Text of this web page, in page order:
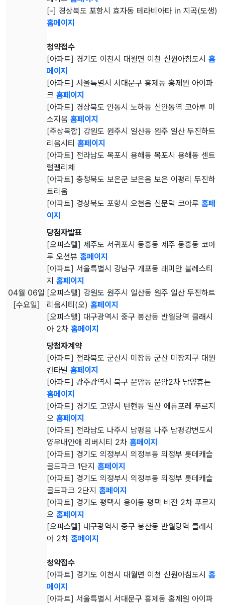
[-] 경상북도 포항시 효자동 테라비아타 in 지곡(도생)
홈페이지
04월 06일
[수요일]
청약접수
[아파트] 경기도 이천시 대월면 이천 신원아침도시 홈
페이지
[아파트] 서울특별시 서대문구 홍제동 홍제원 아이파
크 홈페이지
[아파트] 경상북도 안동시 노하동 신안동역 코아루 미
소지움 홈페이지
[주상복합] 강원도 원주시 일산동 원주 일산 두진하트
리움시티 홈페이지
[아파트] 전라남도 목포시 용해동 목포시 용해동 센트
럴팰리체
[아파트] 충청북도 보은군 보은읍 보은 이평리 두진하
트리움
[아파트] 경상북도 포항시 오천읍 신문덕 코아루 홈페
이지
당첨자발표
[오피스텔] 제주도 서귀포시 동홍동 제주 동홍동 코아
루 오션뷰 홈페이지
[아파트] 서울특별시 강남구 개포동 래미안 블레스티
지 홈페이지
[오피스텔] 강원도 원주시 일산동 원주 일산 두진하트
리움시티(오) 홈페이지
[오피스텔] 대구광역시 중구 봉산동 반월당역 클래시
아 2차 홈페이지
당첨자계약
[아파트] 전라북도 군산시 미장동 군산 미장지구 대원
칸타빌 홈페이지
[아파트] 광주광역시 북구 운암동 운암2차 남양휴튼
홈페이지
[아파트] 경기도 고양시 탄현동 일산 에듀포레 푸르지
오 홈페이지
[아파트] 전라남도 나주시 남평읍 나주 남평강변도시
양우내안애 리버시티 2차 홈페이지
[아파트] 경기도 의정부시 의정부동 의정부 롯데캐슬
골드파크 1단지 홈페이지
[아파트] 경기도 의정부시 의정부동 의정부 롯데캐슬
골드파크 2단지 홈페이지
[아파트] 경기도 평택시 용이동 평택 비전 2차 푸르지
오 홈페이지
[오피스텔] 대구광역시 중구 봉산동 반월당역 클래시
아 2차 홈페이지
청약접수
[아파트] 경기도 이천시 대월면 이천 신원아침도시 홈
페이지
[아파트] 서울특별시 서대문구 홍제동 홍제원 아이파